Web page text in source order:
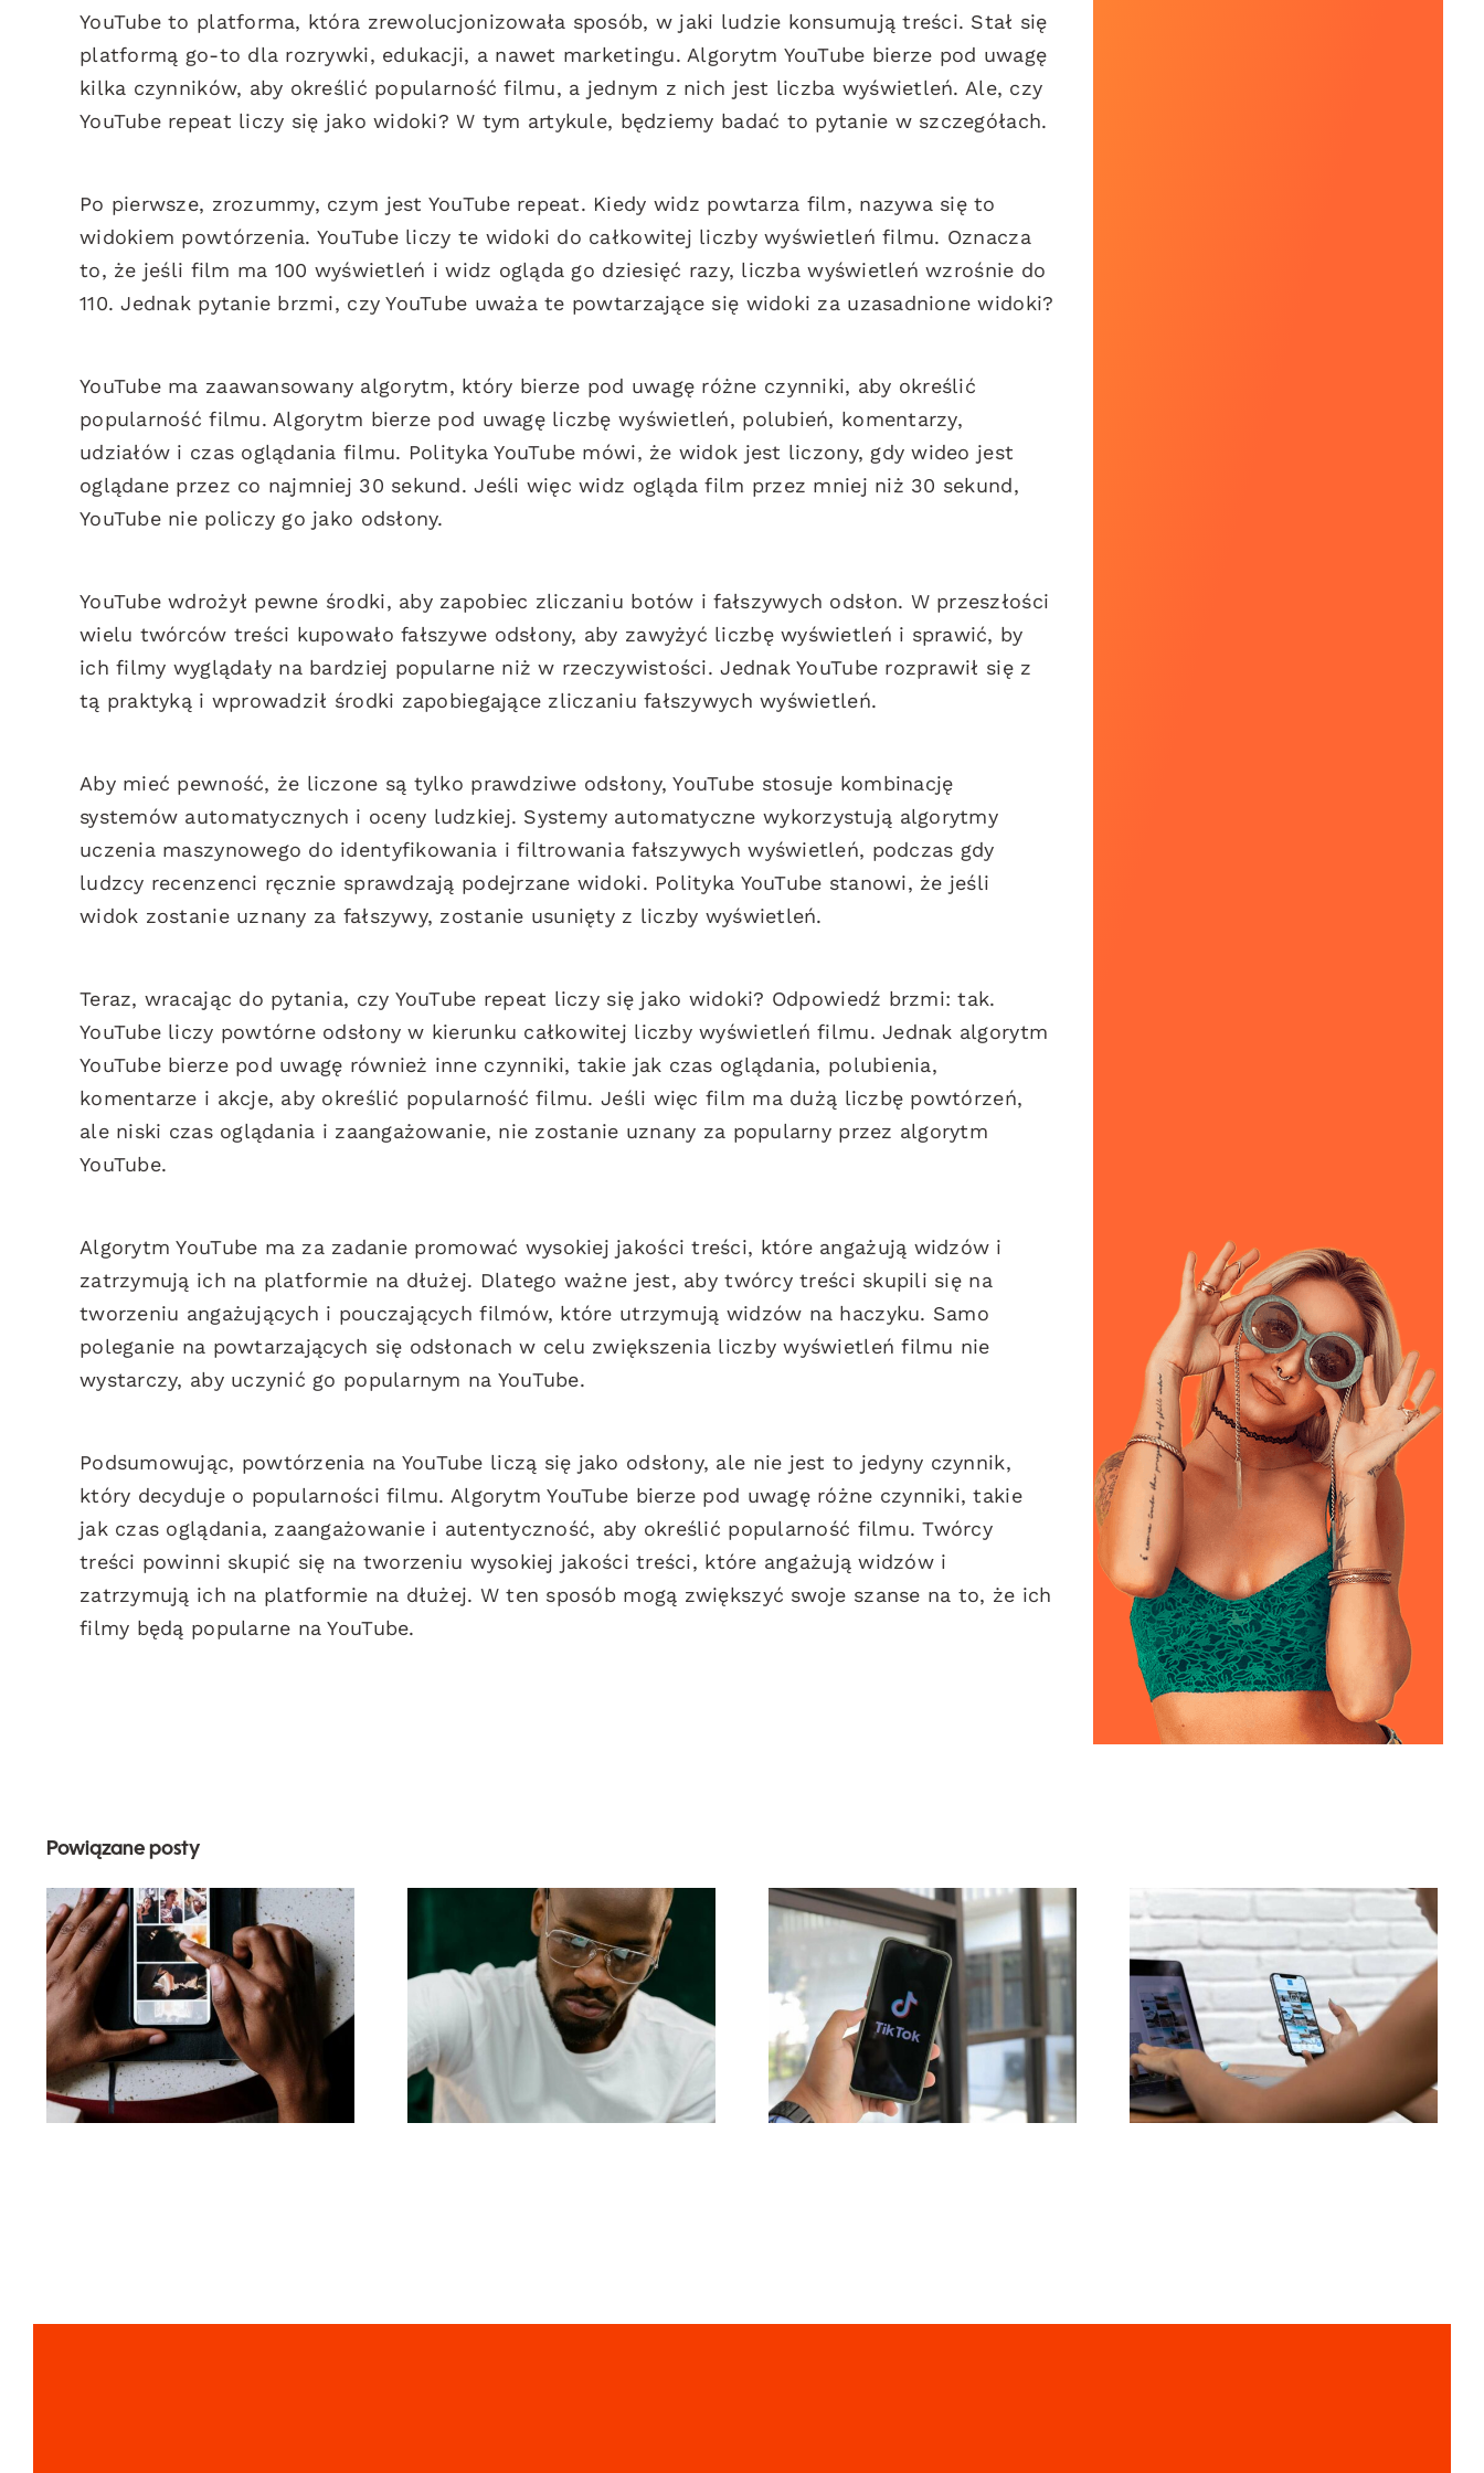
YouTube to platforma, która zrewolucjonizowała sposób, w jaki ludzie konsumują treści. Stał się
platformą go-to dla rozrywki, edukacji, a nawet marketingu. Algorytm YouTube bierze pod uwagę
kilka czynników, aby określić popularność filmu, a jednym z nich jest liczba wyświetleń. Ale, czy
YouTube repeat liczy się jako widoki? W tym artykule, będziemy badać to pytanie w szczegółach.
Po pierwsze, zrozummy, czym jest YouTube repeat. Kiedy widz powtarza film, nazywa się to
widokiem powtórzenia. YouTube liczy te widoki do całkowitej liczby wyświetleń filmu. Oznacza
to, że jeśli film ma 100 wyświetleń i widz ogląda go dziesięć razy, liczba wyświetleń wzrośnie do
110. Jednak pytanie brzmi, czy YouTube uważa te powtarzające się widoki za uzasadnione widoki?
YouTube ma zaawansowany algorytm, który bierze pod uwagę różne czynniki, aby określić
popularność filmu. Algorytm bierze pod uwagę liczbę wyświetleń, polubień, komentarzy,
udziałów i czas oglądania filmu. Polityka YouTube mówi, że widok jest liczony, gdy wideo jest
oglądane przez co najmniej 30 sekund. Jeśli więc widz ogląda film przez mniej niż 30 sekund,
YouTube nie policzy go jako odsłony.
YouTube wdrożył pewne środki, aby zapobiec zliczaniu botów i fałszywych odsłon. W przeszłości
wielu twórców treści kupowało fałszywe odsłony, aby zawyżyć liczbę wyświetleń i sprawić, by
ich filmy wyglądały na bardziej popularne niż w rzeczywistości. Jednak YouTube rozprawił się z
tą praktyką i wprowadził środki zapobiegające zliczaniu fałszywych wyświetleń.
Aby mieć pewność, że liczone są tylko prawdziwe odsłony, YouTube stosuje kombinację
systemów automatycznych i oceny ludzkiej. Systemy automatyczne wykorzystują algorytmy
uczenia maszynowego do identyfikowania i filtrowania fałszywych wyświetleń, podczas gdy
ludzcy recenzenci ręcznie sprawdzają podejrzane widoki. Polityka YouTube stanowi, że jeśli
widok zostanie uznany za fałszywy, zostanie usunięty z liczby wyświetleń.
Teraz, wracając do pytania, czy YouTube repeat liczy się jako widoki? Odpowiedź brzmi: tak.
YouTube liczy powtórne odsłony w kierunku całkowitej liczby wyświetleń filmu. Jednak algorytm
YouTube bierze pod uwagę również inne czynniki, takie jak czas oglądania, polubienia,
komentarze i akcje, aby określić popularność filmu. Jeśli więc film ma dużą liczbę powtórzeń,
ale niski czas oglądania i zaangażowanie, nie zostanie uznany za popularny przez algorytm
YouTube.
Algorytm YouTube ma za zadanie promować wysokiej jakości treści, które angażują widzów i
zatrzymują ich na platformie na dłużej. Dlatego ważne jest, aby twórcy treści skupili się na
tworzeniu angażujących i pouczających filmów, które utrzymują widzów na haczyku. Samo
poleganie na powtarzających się odsłonach w celu zwiększenia liczby wyświetleń filmu nie
wystarczy, aby uczynić go popularnym na YouTube.
Podsumowując, powtórzenia na YouTube liczą się jako odsłony, ale nie jest to jedyny czynnik,
który decyduje o popularności filmu. Algorytm YouTube bierze pod uwagę różne czynniki, takie
jak czas oglądania, zaangażowanie i autentyczność, aby określić popularność filmu. Twórcy
treści powinni skupić się na tworzeniu wysokiej jakości treści, które angażują widzów i
zatrzymują ich na platformie na dłużej. W ten sposób mogą zwiększyć swoje szanse na to, że ich
filmy będą popularne na YouTube.
Powiązane posty
Najlepsze aplikacje
do animacji zdjęć na
angażujące posty na
Facebooku
Top 17
zaawansowanych
wskazówek
dotyczących
zrozumienia
algorytmu TikTok
Maksymalizacja
zasięgu: Skuteczne
narzędzia do
publikacji
międzyplatformowych
na 2024 rok
Najlepsze 3 platformy
do znalezienia
pomysłów na UGC
(treści generowane
przez użytkowników)